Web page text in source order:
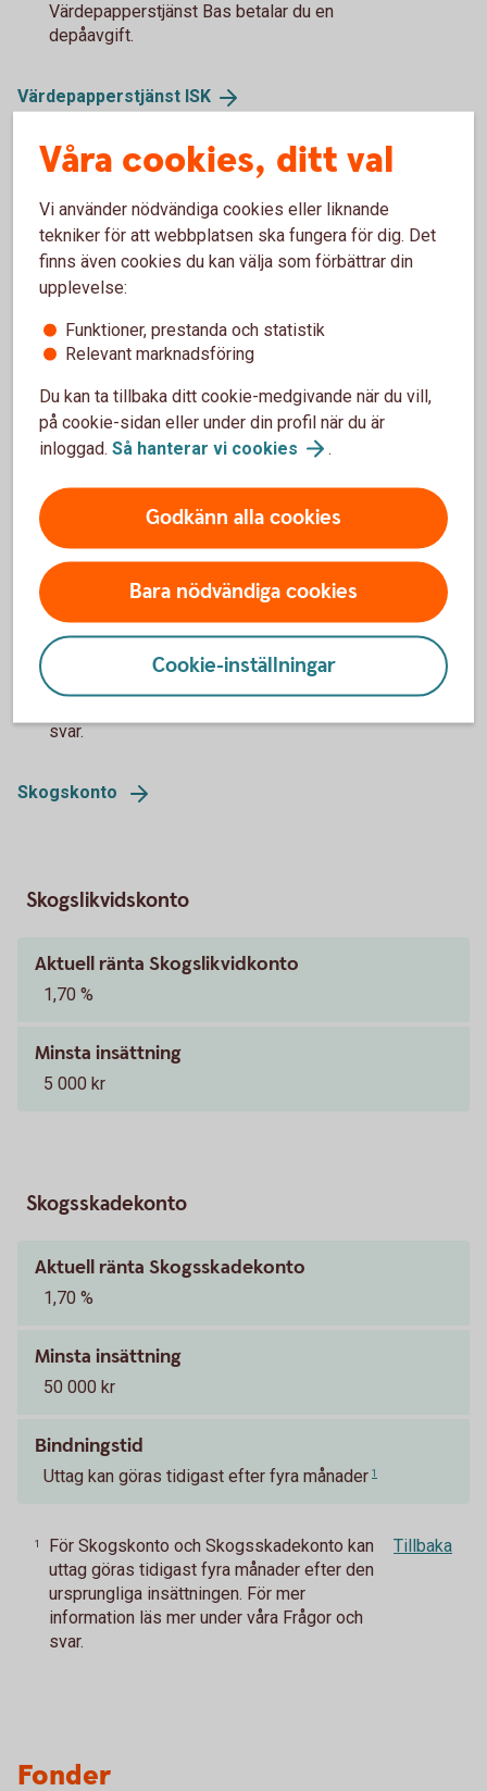
Värdepapperstjänst Bas betalar du en
depåavgift.
Värdepapperstjänst ISK
Sparkonton för skogsägare
Skogskonto
Aktuell ränta Skogskonto
1,70 %
Minsta insättning
Bindningstid
Uttag kan göras tidigast efter fyra månader 1
För Skogskonto och Skogsskadekonto kan
uttag göras tidigast fyra månader efter den
ursprungliga insättningen. För mer
svar.
Tillbaka
Skogskonto
Skogslikvidskonto
Aktuell ränta Skogslikvidkonto
1,70 %
Minsta insättning
5 000 kr
Skogsskadekonto
Aktuell ränta Skogsskadekonto
1,70 %
Minsta insättning
50 000 kr
Bindningstid
Uttag kan göras tidigast efter fyra månader 1
1
För Skogskonto och Skogsskadekonto kan
uttag göras tidigast fyra månader efter den
ursprungliga insättningen. För mer
information läs mer under våra Frågor och
svar.
Tillbaka
Fonder
Våra cookies, ditt val
Vi använder nödvändiga cookies eller liknande
tekniker för att webbplatsen ska fungera för dig. Det
finns även cookies du kan välja som förbättrar din
upplevelse:
Funktioner, prestanda och statistik
Relevant marknadsföring
Du kan ta tillbaka ditt cookie-medgivande när du vill,
på cookie-sidan eller under din profil när du är
inloggad. Så hanterar vi cookies .
Godkänn alla cookies
Bara nödvändiga cookies
Cookie-inställningar